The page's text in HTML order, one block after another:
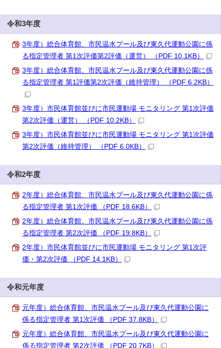
令和3年度
3年度）総合体育館、市民温水プール及び東久代運動公園に係
る指定管理者 第1次評価第2評価（運営） （PDF 10.1KB）
3年度）総合体育館、市民温水プール及び東久代運動公園に係
る指定管理者 第1評価第2次評価（維持管理） （PDF 6.2KB）
3年度）市民体育館並びに市民運動場 モニタリング 第1次評価
第2次評価（運営） （PDF 10.2KB）
3年度）市民体育館並びに市民運動場 モニタリング 第1次評価
第2次評価（維持管理） （PDF 6.0KB）
令和2年度
2年度）総合体育館、市民温水プール及び東久代運動公園に係
る指定管理者 第1次評価 （PDF 18.6KB）
2年度）総合体育館、市民温水プール及び東久代運動公園に係
る指定管理者 第2次評価 （PDF 19.8KB）
2年度）市民体育館並びに市民運動場 モニタリング 第1次評
価・第2次評価 （PDF 14.1KB）
令和元年度
元年度）総合体育館、市民温水プール及び東久代運動公園に
係る指定管理者 第1次評価 （PDF 37.8KB）
元年度）総合体育館、市民温水プール及び東久代運動公園に
係る指定管理者 第2次評価 （PDF 20.7KB）